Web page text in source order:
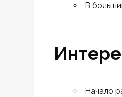
В
Начало